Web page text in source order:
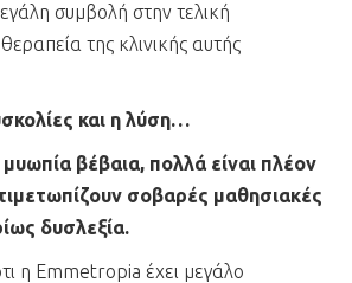
συμβολή στην τελική
της κλινικής αυτής
και η λύση…
βέβαια, πολλά είναι πλέον
σοβαρές μαθησιακές
δυσλεξία.
η Emmetropia έχει μεγάλο